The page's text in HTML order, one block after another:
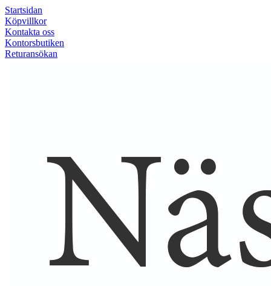
Startsidan
Köpvillkor
Kontakta oss
Kontorsbutiken
Returansökan